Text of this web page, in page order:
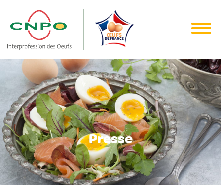
Presse